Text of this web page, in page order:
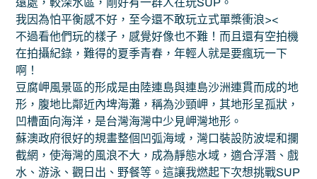
我因為怕平衡感不好，至今還不敢玩立式單槳衝浪><
不過看他們玩的樣子，感覺好像也不難！而且還有空拍機
在拍攝紀錄，難得的夏季青春，年輕人就是要瘋玩一下
啊！
豆腐岬風景區的形成是由陸連島與連島沙洲連貫而成的地
形，腹地比鄰近內埤海灘，稱為沙頸岬，其地形呈孤狀，
凹槽面向海洋，是台灣海灣中少見岬灣地形。
蘇澳政府很好的規畫整個凹弧海域，灣口裝設防波堤和攔
截網，使海灣的風浪不大，成為靜態水域，適合浮潛、戲
水、游泳、觀日出、野餐等。這讓我燃起下次想挑戰SUP